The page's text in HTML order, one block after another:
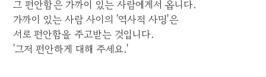
그 편안함은 가까이 있는 사람에게서 옵니다.
가까이 있는 사람 사이의 '역사적 사명'은
서로 편안함을 주고받는 것입니다.
'그저 편안하게 대해 주세요.'